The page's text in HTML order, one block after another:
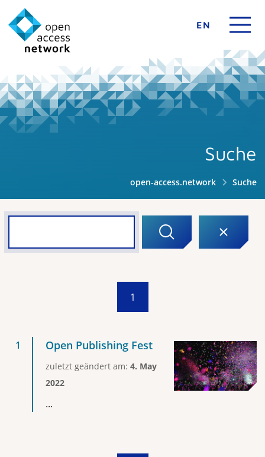
EN
Suche
open-access.network Suche
1
Open Publishing Fest
zuletzt geändert am: 4. May
2022
...